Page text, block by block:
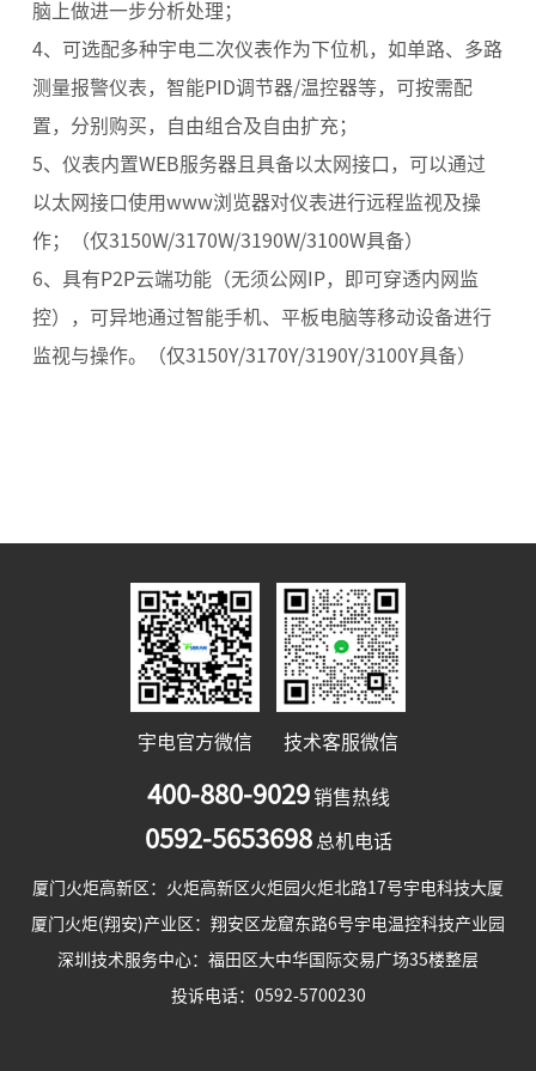
脑上做进一步分析处理；
4、可选配多种宇电二次仪表作为下位机，如单路、多路
测量报警仪表，智能PID调节器/温控器等，可按需配
置，分别购买，自由组合及自由扩充；
5、仪表内置WEB服务器且具备以太网接口，可以通过
以太网接口使用www浏览器对仪表进行远程监视及操
作；（仅3150W/3170W/3190W/3100W具备）
6、具有P2P云端功能（无须公网IP，即可穿透内网监
控），可异地通过智能手机、平板电脑等移动设备进行
监视与操作。（仅3150Y/3170Y/3190Y/3100Y具备）
宇电官方微信 技术客服微信
400-880-9029 销售热线
0592-5653698 总机电话
厦门火炬高新区：火炬高新区火炬园火炬北路17号宇电科技大厦
厦门火炬(翔安)产业区：翔安区龙窟东路6号宇电温控科技产业园
深圳技术服务中心：福田区大中华国际交易广场35楼整层
投诉电话：0592-5700230